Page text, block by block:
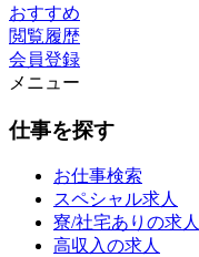
おすすめ
閲覧履歴
会員登録
メニュー
仕事を探す
お仕事検索
スペシャル求人
寮/社宅ありの求人
高収入の求人